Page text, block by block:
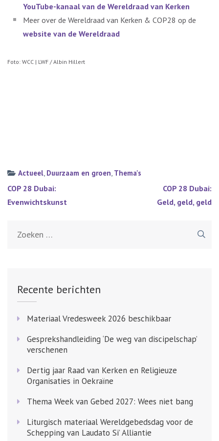
YouTube-kanaal van de Wereldraad van Kerken
Meer over de Wereldraad van Kerken & COP28 op de
website van de Wereldraad
Foto: WCC | LWF / Albin Hillert
Actueel, Duurzaam en groen Thema's
Bericht
navigatie
COP 28 Dubai:
Evenwichtskunst
COP 28 Dubai:
Geld, geld, geld
Recente berichten
Materiaal Vredesweek 2026 beschikbaar
Gesprekshandleiding ‘De weg van discipelschap’
verschenen
Dertig jaar Raad van Kerken en Religieuze
Organisaties in Oekraïne
Thema Week van Gebed 2027: Wees niet bang
Liturgisch materiaal Wereldgebedsdag voor de
Schepping van Laudato Si’ Alliantie